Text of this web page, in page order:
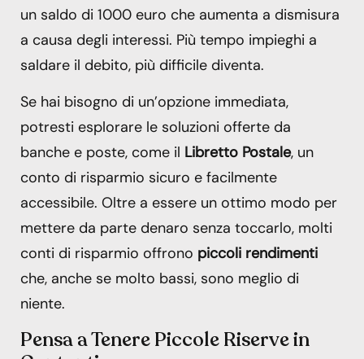
un saldo di 1000 euro che aumenta a dismisura
a causa degli interessi. Più tempo impieghi a
saldare il debito, più difficile diventa.
Se hai bisogno di un’opzione immediata,
potresti esplorare le soluzioni offerte da
banche e poste, come il Libretto Postale, un
conto di risparmio sicuro e facilmente
accessibile. Oltre a essere un ottimo modo per
mettere da parte denaro senza toccarlo, molti
conti di risparmio offrono piccoli rendimenti
che, anche se molto bassi, sono meglio di
niente.
Pensa a Tenere Piccole Riserve in